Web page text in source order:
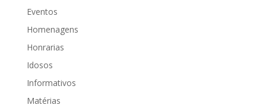
Eventos
Homenagens
Honrarias
Idosos
Informativos
Matérias